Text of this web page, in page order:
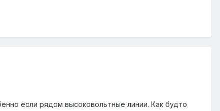
если рядом высоковольтные линии. Как будто